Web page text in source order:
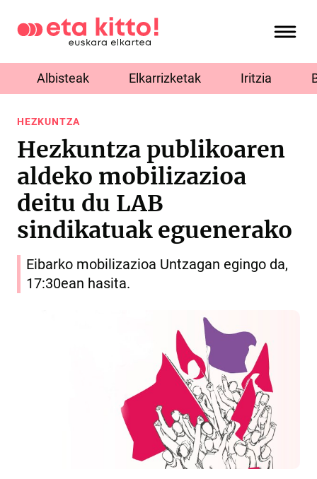
Albisteak Elkarrizketak Iritzia
HEZKUNTZA
Hezkuntza publikoaren
aldeko mobilizazioa
deitu du LAB
sindikatuak eguenerako
Eibarko mobilizazioa Untzagan egingo da,
17:30ean hasita.